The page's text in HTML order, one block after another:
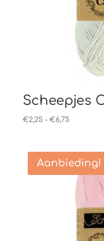
Scheepjes
€2,25 - €6,75
€6,75
Aanbieding!